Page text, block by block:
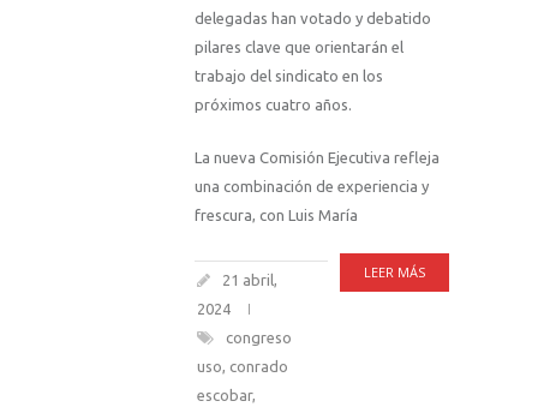
delegadas han votado y debatido
pilares clave que orientarán el
trabajo del sindicato en los
próximos cuatro años.
La nueva Comisión Ejecutiva refleja
una combinación de experiencia y
frescura, con Luis María
LEER MÁS
21 abril,
2024
congreso
uso, conrado
escobar,